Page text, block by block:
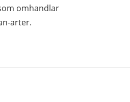
omhandlar
arter.